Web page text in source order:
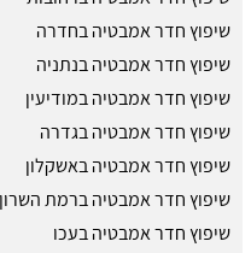
שיפוץ חדר אמבטיה בחדרה
שיפוץ חדר אמבטיה בנתניה
שיפוץ חדר אמבטיה במודיעין
שיפוץ חדר אמבטיה בגדרה
שיפוץ חדר אמבטיה באשקלון
שיפוץ חדר אמבטיה ברמת השרון
שיפוץ חדר אמבטיה בעכו